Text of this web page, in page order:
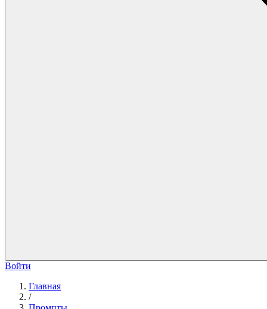
Войти
Главная
/